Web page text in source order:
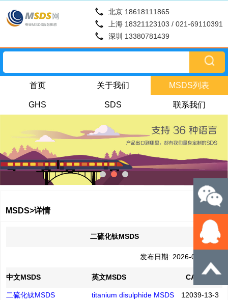
北京 18618111865
上海 18321123103 / 021-69110391
深圳 13380781439
首页 关于我们 MSDS列表
GHS SDS 联系我们
MSDS>详情
二硫化钛MSDS
发布日期: 2026-02-25
中文MSDS 英文MSDS CAS No.
二硫化钛MSDS titanium disulphide MSDS 12039-13-3